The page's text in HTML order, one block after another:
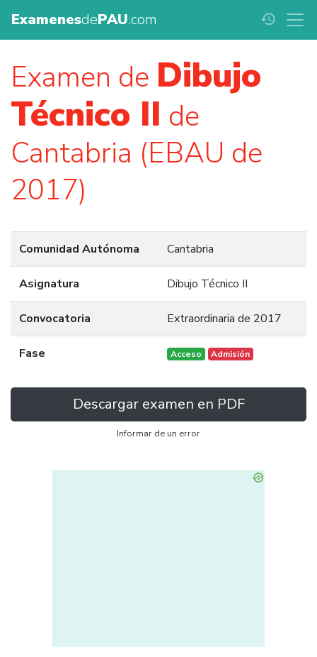
ExamenesdePAU.com history
Examen de Dibujo
Técnico II de
Cantabria (EBAU de
2017)
Comunidad Autónoma Cantabria
Asignatura Dibujo Técnico II
Convocatoria Extraordinaria de 2017
Fase Acceso Admisión
Descargar examen en PDF
Informar de un error